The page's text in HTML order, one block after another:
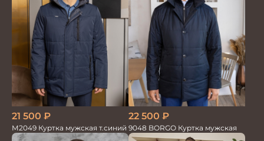
21 500 ₽
М2049 Куртка мужская т.синий
22 500 ₽
9048 BORGO Куртка мужская